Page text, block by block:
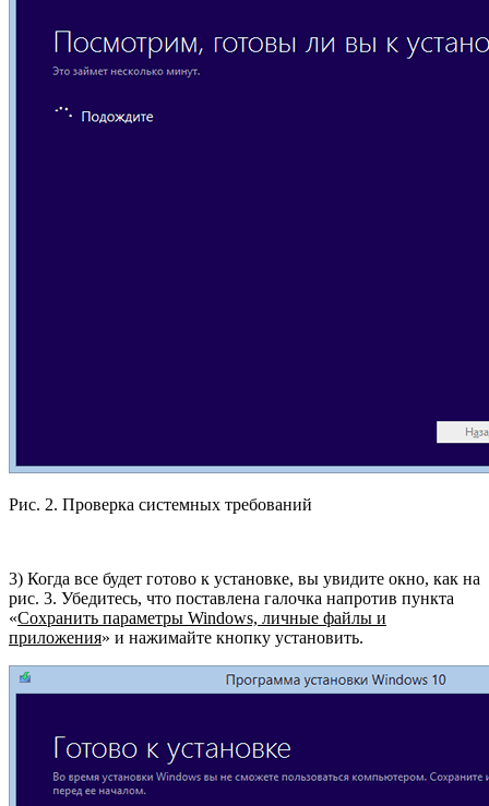
Рис. 2. Проверка системных требований
3) Когда все будет готово к установке, вы увидите окно, как на
рис. 3. Убедитесь, что поставлена галочка напротив пункта
«Сохранить параметры Windows, личные файлы и
приложения» и нажимайте кнопку установить.